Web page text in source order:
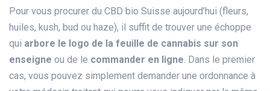
Pour vous procurer du CBD bio Suisse aujourd’hui (fleurs,
huiles, kush, bud ou haze), il suffit de trouver une échoppe
qui arbore le logo de la feuille de cannabis sur son
enseigne ou de le commander en ligne. Dans le premier
cas, vous pouvez simplement demander une ordonnance à